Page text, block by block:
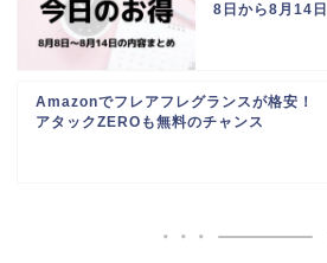
8日から8月14日
Amazonでフレアフレグランスが格安！
アタックZEROも無料のチャンス